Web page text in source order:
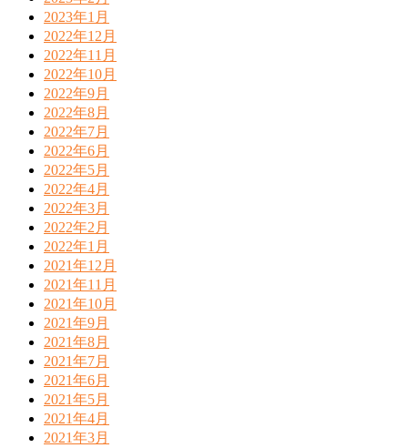
2023年1月
2022年12月
2022年11月
2022年10月
2022年9月
2022年8月
2022年7月
2022年6月
2022年5月
2022年4月
2022年3月
2022年2月
2022年1月
2021年12月
2021年11月
2021年10月
2021年9月
2021年8月
2021年7月
2021年6月
2021年5月
2021年4月
2021年3月